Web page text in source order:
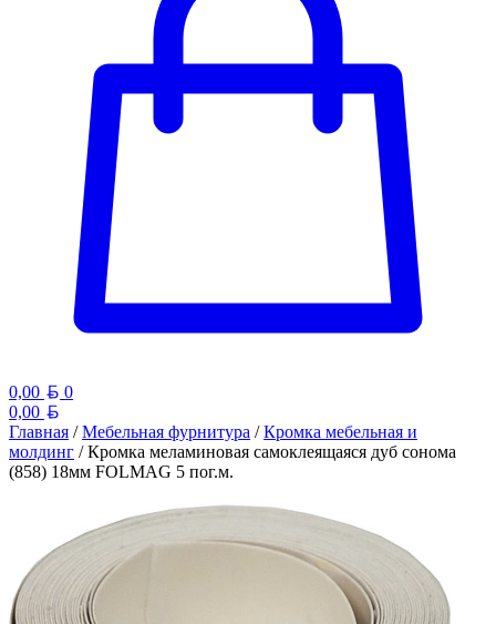
0,00 Белорусский рубль
0
0,00
Главная /Мебельная фурнитура /Кромка мебельная и
молдинг / Кромка меламиновая самоклеящаяся дуб сонома
(858) 18мм FOLMAG 5 пог.м.